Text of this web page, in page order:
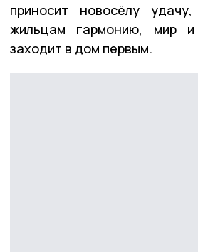
приносит новосёлу
жильцам гармонию, мир и
заходит в дом первым.